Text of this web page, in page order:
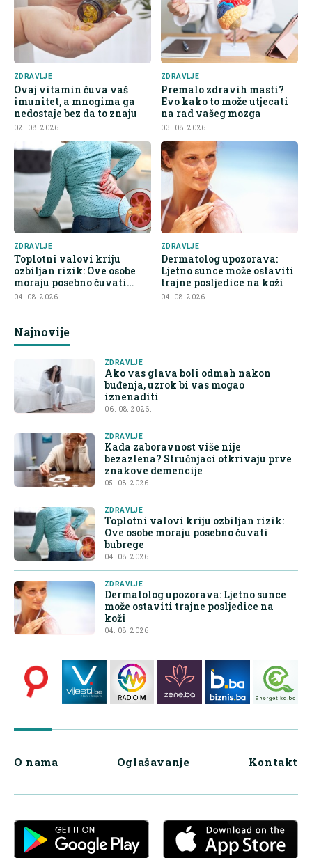
ZDRAVLJE
Ovaj vitamin čuva vaš
imunitet, a mnogima ga
nedostaje bez da to znaju
02. 08. 2026.
ZDRAVLJE
Premalo zdravih masti?
Evo kako to može utjecati
na rad vašeg mozga
03. 08. 2026.
ZDRAVLJE
Toplotni valovi kriju
ozbiljan rizik: Ove osobe
moraju posebno čuvati
bubrege
04. 08. 2026.
ZDRAVLJE
Dermatolog upozorava:
Ljetno sunce može ostaviti
trajne posljedice na koži
04. 08. 2026.
Najnovije
ZDRAVLJE
Ako vas glava boli odmah nakon
buđenja, uzrok bi vas mogao
iznenaditi
06. 08. 2026.
ZDRAVLJE
Kada zaboravnost više nije
bezazlena? Stručnjaci otkrivaju prve
znakove demencije
05. 08. 2026.
ZDRAVLJE
Toplotni valovi kriju ozbiljan rizik:
Ove osobe moraju posebno čuvati
bubrege
04. 08. 2026.
ZDRAVLJE
Dermatolog upozorava: Ljetno sunce
može ostaviti trajne posljedice na
koži
04. 08. 2026.
O nama Oglašavanje Kontakt